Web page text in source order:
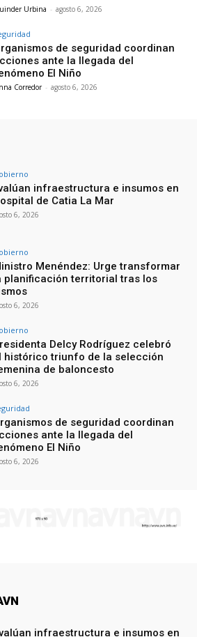
Urbina - agosto 6, 2026
de seguridad coordinan
ante la llegada del
El Niño
Corredor - agosto 6, 2026
infraestructura e insumos en
de Catia La Mar
6, 2026
Menéndez: Urge transformar
planificación territorial tras los
6, 2026
Delcy Rodríguez celebró
histórico triunfo de la selección
de baloncesto
6, 2026
de seguridad coordinan
ante la llegada del
El Niño
6, 2026
infraestructura e insumos en